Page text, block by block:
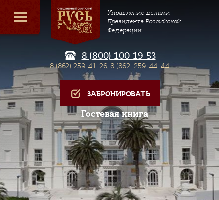
Управление делами
Президента Российской
Федерации
8 (800) 100-19-53
8 (862) 259-41-26, 8 (862) 259-44-44
ЗАБРОНИРОВАТЬ
Гостевая книга